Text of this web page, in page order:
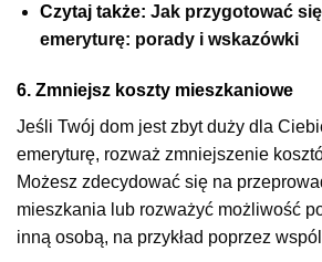
Czytaj także: Jak przygotować
emeryturę: porady i wskazówki
6. Zmniejsz koszty mieszkaniowe
Jeśli Twój dom jest zbyt duży dla
emeryturę, rozważ zmniejszenie
Możesz zdecydować się na
mieszkania lub rozważyć możliwość
inną osobą, na przykład poprzez